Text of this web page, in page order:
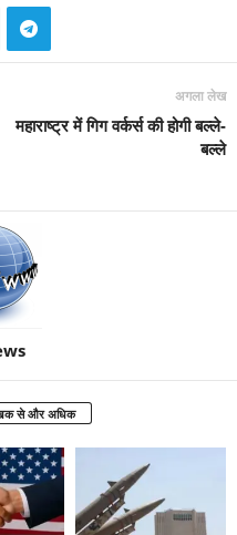
अगला लेख
महाराष्ट्र में गिग वर्कर्स की होगी बल्ले-
बल्ले
से और अधिक